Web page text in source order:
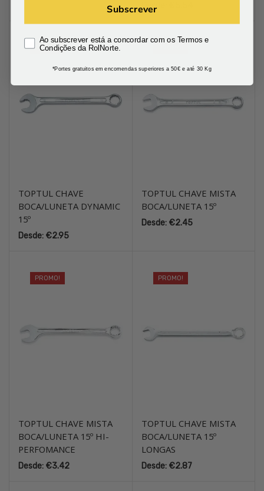
Desde:
PROMO!
TOPTUL CHAVE
BOCA/LUNETA DYNAMIC
15º
Desde: €2.95
TOPTUL CHAVE MISTA
BOCA/LUNETA 15º
Desde: €2.45
PROMO!
TOPTUL CHAVE MISTA
BOCA/LUNETA 15º HI-
PERFOMANCE
Desde: €3.42
PROMO!
TOPTUL CHAVE MISTA
BOCA/LUNETA 15º
LONGAS
Desde: €2.87
Subscrever
Ao subscrever está a concordar com os Termos e
Condições da RolNorte.
*Portes gratuitos em encomendas superiores a 50€ e até 30 Kg